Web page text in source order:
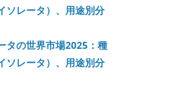
ソレータ）、用途別分
タの世界市場2025：種
ソレータ）、用途別分